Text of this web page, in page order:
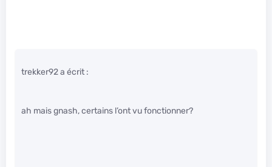
trekker92 a écrit :
ah mais gnash, certains l’ont vu fonctionner?